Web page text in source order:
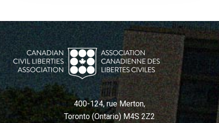
400-124, rue Merton,
Toronto (Ontario) M4S 2Z2